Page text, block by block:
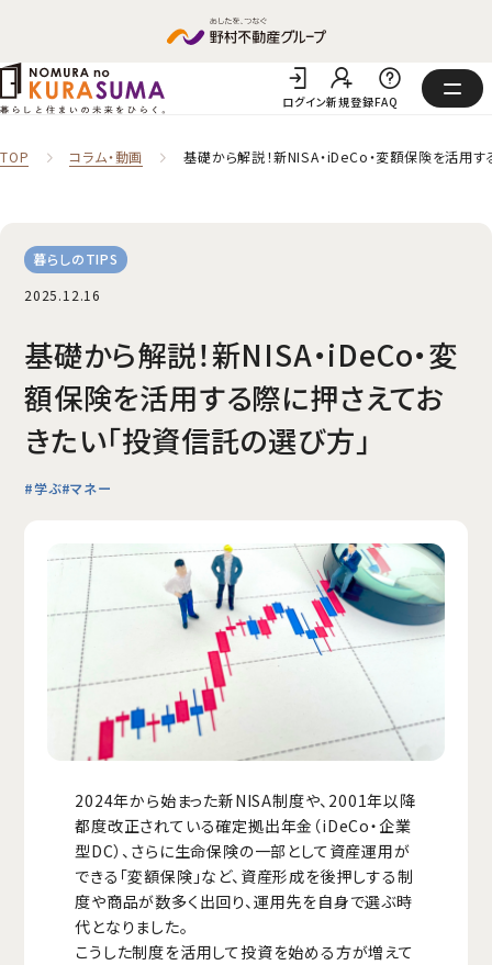
ログイン新規登録FAQ
TOP コラム‧動画 基礎から解説！新NISA・iDeCo・変額保険を活用
暮らしのTIPS
2025.12.16
基礎から解説！新NISA・iDeCo・変
額保険を活用する際に押さえてお
きたい「投資信託の選び方」
#学ぶ#マネー
2024年から始まった新NISA制度や、2001年以降
都度改正されている確定拠出年金（iDeCo・企業
型DC）、さらに生命保険の一部として資産運用が
できる「変額保険」など、資産形成を後押しする制
度や商品が数多く出回り、運用先を自身で選ぶ時
代となりました。
こうした制度を活用して投資を始める方が増えて